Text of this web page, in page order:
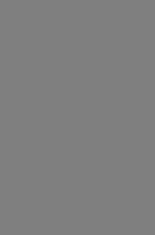
Beispiel
Mix daraus